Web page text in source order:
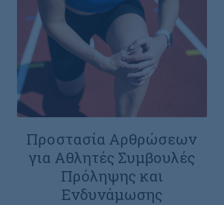
Προστασία Αρθρώσεων
για Αθλητές Συμβουλές
Πρόληψης και
Ενδυνάμωσης